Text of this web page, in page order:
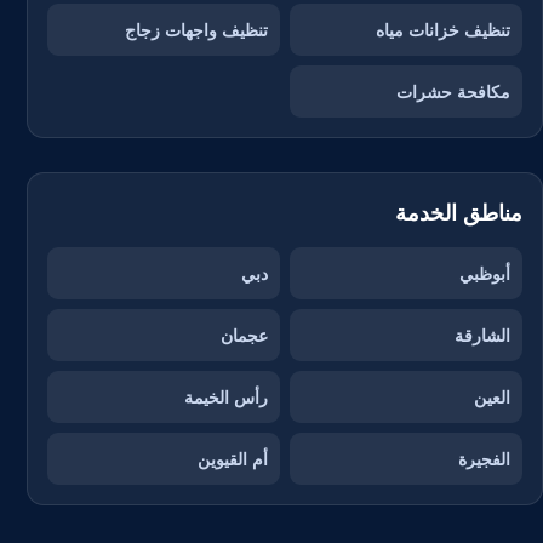
تنظيف خزانات مياه تنظيف واجهات زجاج
مكافحة حشرات
مناطق الخدمة
أبوظبي دبي
الشارقة عجمان
العين رأس الخيمة
الفجيرة أم القيوين